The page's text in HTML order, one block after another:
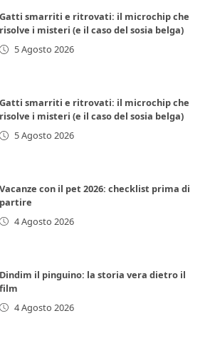
Gatti smarriti e ritrovati: il microchip che
risolve i misteri (e il caso del sosia belga)
5 Agosto 2026
Gatti smarriti e ritrovati: il microchip che
risolve i misteri (e il caso del sosia belga)
5 Agosto 2026
Vacanze con il pet 2026: checklist prima di
partire
4 Agosto 2026
Dindim il pinguino: la storia vera dietro il
film
4 Agosto 2026